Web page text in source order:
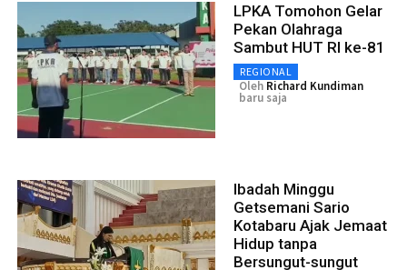
LPKA Tomohon Gelar
Pekan Olahraga
Sambut HUT RI ke-81
REGIONAL
Oleh Richard Kundiman
baru saja
Ibadah Minggu
Getsemani Sario
Kotabaru Ajak Jemaat
Hidup tanpa
Bersungut-sungut